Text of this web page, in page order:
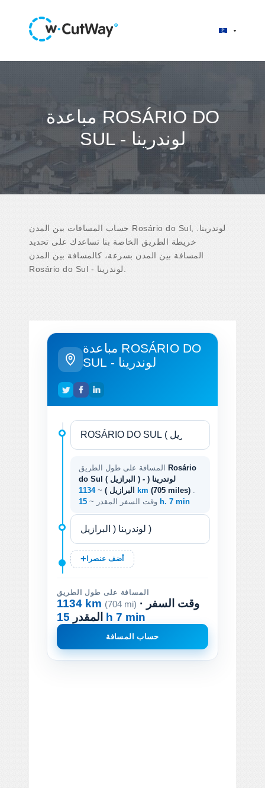
مباعدة ROSÁRIO DO
SUL - لوندرينا
حساب المسافات بين المدن Rosário do Sul, لوندرينا.
خريطة الطريق الخاصة بنا تساعدك على تحديد
المسافة بين المدن بسرعة، كالمسافة بين المدن
مباعدة ROSÁRIO DO
SUL - لوندرينا
Rosário
do Sul ( البرازيل ) - لوندرينا (
البرازيل ) ~ 1134 km (705 miles)
وقت السفر المقدر ~ 15 h. 7 min
أضف عنصرا
المسافة على طول الطريق
1134 km (704 mi) · وقت السفر
المقدر 15 h 7 min
حساب المسافة